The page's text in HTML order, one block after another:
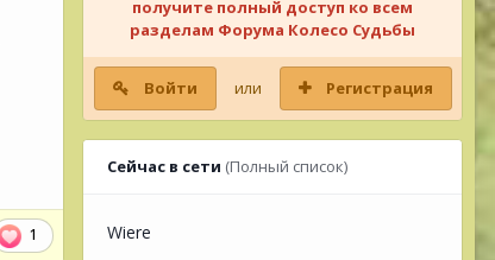
1
получите полный доступ ко всем
разделам Форума Колесо Судьбы
Войти или Регистрация
Сейчас в сети (Полный список)
Wiere